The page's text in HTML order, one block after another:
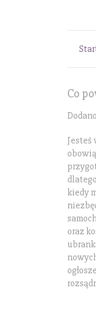
Co
Jesteś
kiedy
oraz